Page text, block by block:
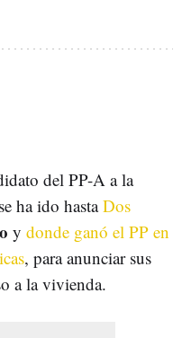
del PP-A a la
ha ido hastaDos
y donde ganó el PP en
, para anunciar sus
a la vivienda.